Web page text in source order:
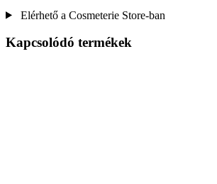
Elérhető a Cosmeterie Store-ban
Kapcsolódó termékek